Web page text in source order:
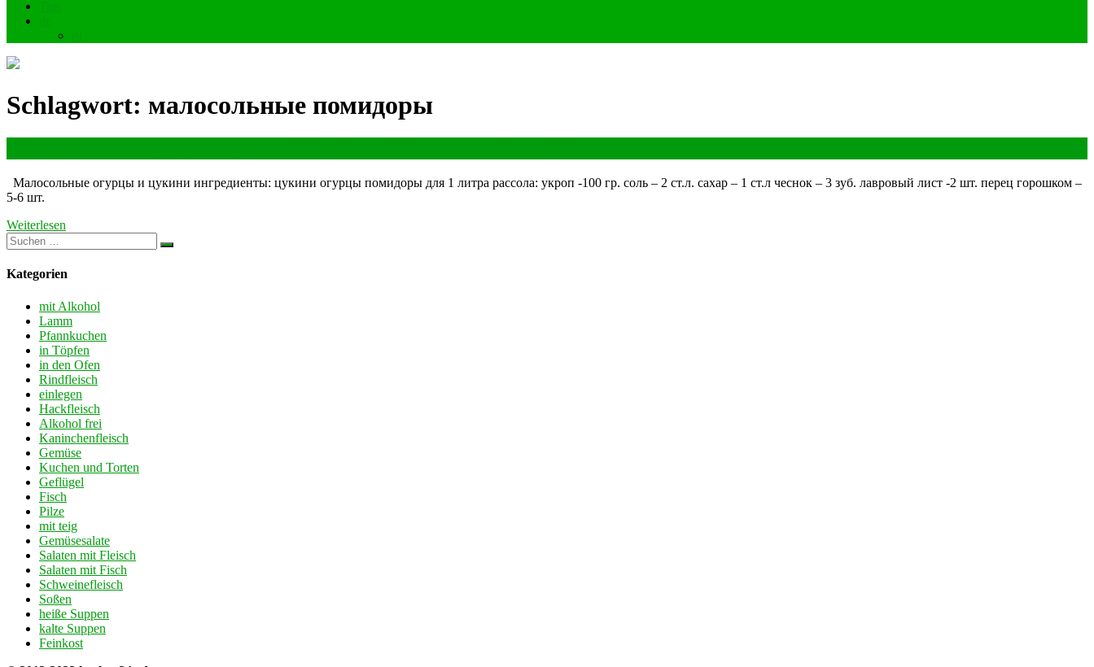
Schlagwort: малосольные помидоры
Малосольные огурцы и цукини ингредиенты: цукини огурцы помидоры для 1 литра рассола: укроп -100 гр. соль – 2 ст.л. сахар – 1 ст.л чеснок – 3 зуб. лавровый лист -2 шт. перец горошком –
5-6 шт.
Weiterlesen
Kategorien
mit Alkohol
Lamm
Pfannkuchen
in Töpfen
in den Ofen
Rindfleisch
einlegen
Hackfleisch
Alkohol frei
Kaninchenfleisch
Gemüse
Kuchen und Torten
Geflügel
Fisch
Pilze
mit teig
Gemüsesalate
Salaten mit Fleisch
Salaten mit Fisch
Schweinefleisch
Soßen
heiße Suppen
kalte Suppen
Feinkost